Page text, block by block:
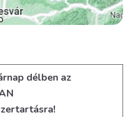
délben az